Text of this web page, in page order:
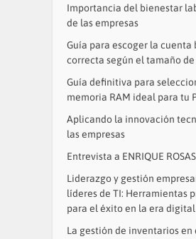
Importancia del bienestar
de las empresas
Guía para escoger la cuenta
correcta según el tamaño
Guía definitiva para
memoria RAM ideal para tu
Aplicando la innovación
las empresas
Entrevista a ENRIQUE
Liderazgo y gestión
líderes de TI: Herramientas
para el éxito en la era digital
La gestión de inventarios en